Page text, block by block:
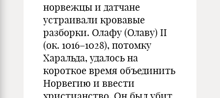
норвежцы и датчане
устраивали кровавые
разборки. Олафу (Олаву) II
(ок. 1016–1028), потомку
Харальда, удалось на
короткое время объединить
Норвегию и ввести